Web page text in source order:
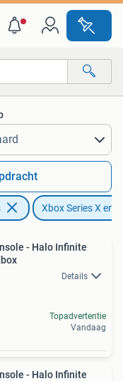
Xbox Series X en S
- Halo Infinite
Details
Topadvertentie
Vandaag
- Halo Infinite